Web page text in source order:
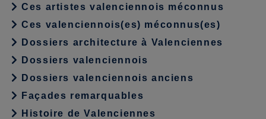
Ces artistes valenciennois méconnus
Ces valenciennois(es) méconnus(es)
Dossiers architecture à Valenciennes
Dossiers valenciennois
Dossiers valenciennois anciens
Façades remarquables
Histoire de Valenciennes